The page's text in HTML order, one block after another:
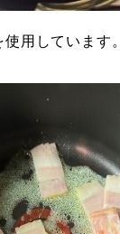
用しています。